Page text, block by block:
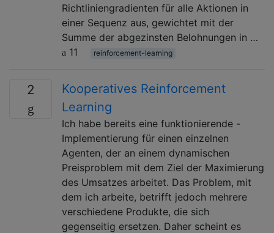
Richtliniengradienten für alle Aktionen in
einer Sequenz aus, gewichtet mit der
Summe der abgezinsten Belohnungen in …
11
reinforcement-learning
2
Kooperatives Reinforcement
Learning
Ich habe bereits eine funktionierende -
Implementierung für einen einzelnen
Agenten, der an einem dynamischen
Preisproblem mit dem Ziel der Maximierung
des Umsatzes arbeitet. Das Problem, mit
dem ich arbeite, betrifft jedoch mehrere
verschiedene Produkte, die sich
gegenseitig ersetzen. Daher scheint es